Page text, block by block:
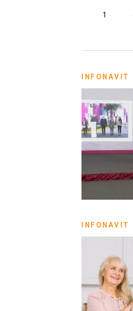
1
INFONAVIT
INFONAVIT